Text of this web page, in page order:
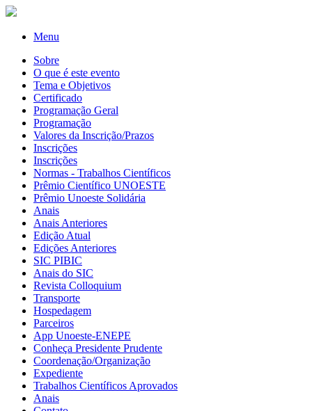
Menu
Sobre
O que é este evento
Tema e Objetivos
Certificado
Programação Geral
Programação
Valores da Inscrição/Prazos
Inscrições
Inscrições
Normas - Trabalhos Científicos
Prêmio Científico UNOESTE
Prêmio Unoeste Solidária
Anais
Anais Anteriores
Edição Atual
Edições Anteriores
SIC PIBIC
Anais do SIC
Revista Colloquium
Transporte
Hospedagem
Parceiros
App Unoeste-ENEPE
Conheça Presidente Prudente
Coordenação/Organização
Expediente
Trabalhos Científicos Aprovados
Anais